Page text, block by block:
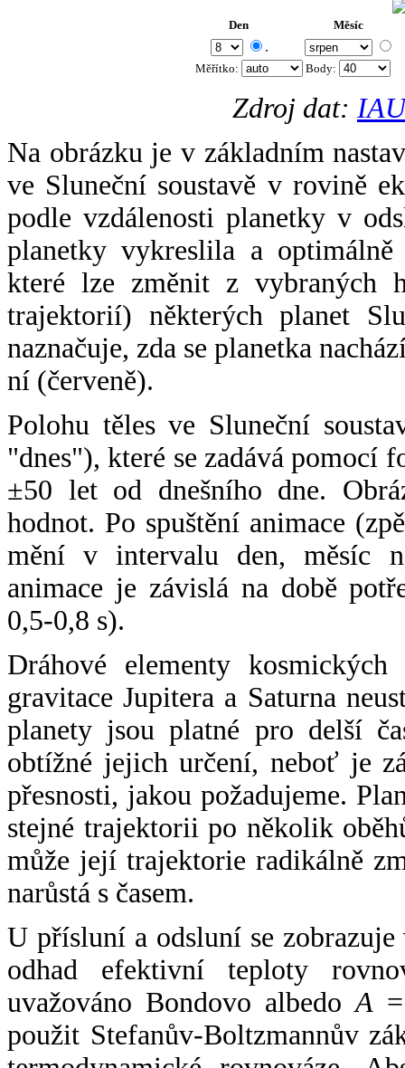
Den Měsíc
.
Měřítko: Body:
Zdroj dat:
Na obrázku je v základním
ve Sluneční soustavě v rovině
podle vzdálenosti planetky v
planetky vykreslila a
které lze změnit z vybraných
trajektorií) některých planet
naznačuje, zda se planetka
ní (červeně).
Polohu těles ve Sluneční
"dnes"), které se zadává pomocí
±50 let od dnešního dne.
hodnot. Po spuštění animace
mění v intervalu den, měsíc
animace je závislá na době
0,5-0,8 s).
Dráhové elementy
gravitace Jupitera a Saturna
planety jsou platné pro delší
obtížné jejich určení, neboť je
přesnosti, jakou požadujeme.
stejné trajektorii po několik
může její trajektorie radikálně
narůstá s časem.
U přísluní a odsluní se
odhad efektivní teploty
uvažováno Bondovo albedoA
použit Stefanův-Boltzmannův